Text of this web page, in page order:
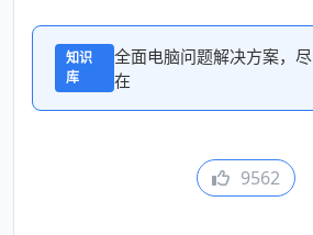
知识
库
全面电脑问题解决方案，尽
在
9562